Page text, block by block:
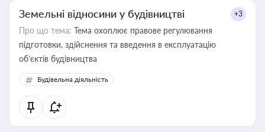
Земельні відносини у будівництві +3
Про що тема: Тема охоплює правове регулювання
підготовки, здійснення та введення в експлуатацію
об’єктів будівництва
Будівельна діяльність